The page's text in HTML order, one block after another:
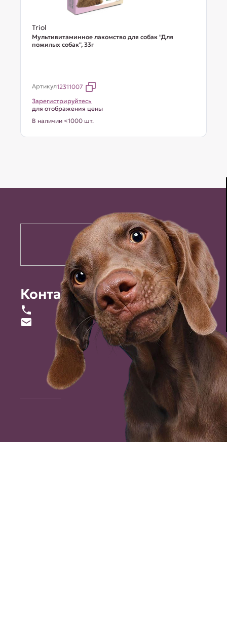
Triol
Мультивитаминное лакомство для собак "Для
пожилых собак", 33г
Артикул12311007
Зарегистрируйтесь
для отображения цены
В наличии <1000 шт.
Контакты